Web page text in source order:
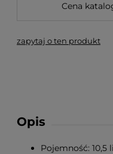
Cena
zapytaj o ten produkt
Opis
Pojemność: 10,5